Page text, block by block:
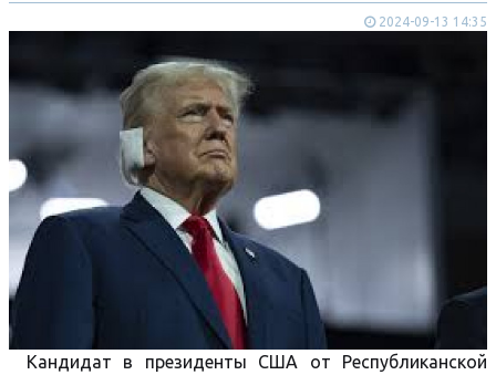
2024-09-13 14:35
Кандидат в президенты США от Республиканской